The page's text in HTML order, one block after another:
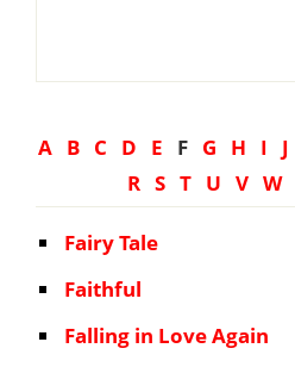
A B C D E F G H I J
R S T U V W
Fairy Tale
Faithful
Falling in Love Again